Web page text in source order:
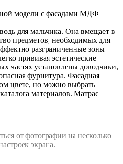
модели с фасадами МДФ
для мальчика. Она вмещает в
предметов, необходимых для
разграниченные зоны
прививая эстетические
частях установлены доводчики,
фурнитура. Фасадная
цвете, но можно выбрать
материалов. Матрас
от фотографии на несколько
экрана.